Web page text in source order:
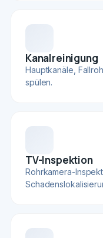
Kanalreinigung
Hauptkanäle,
spülen.
TV-Inspektion
Rohrkamera-